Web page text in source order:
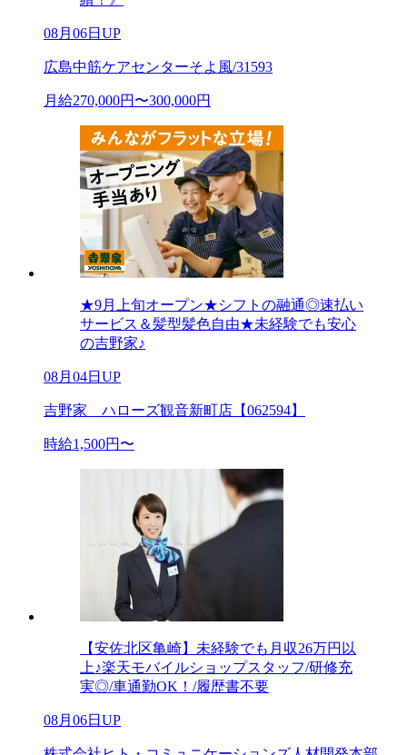
08月06日UP
広島中筋ケアセンターそよ風/31593
月給270,000円〜300,000円
★9月上旬オープン★シフトの融通◎速払い
サービス＆髪型髪色自由★未経験でも安心
の吉野家♪
08月04日UP
吉野家 ハローズ観音新町店【062594】
時給1,500円〜
【安佐北区亀崎】未経験でも月収26万円以
上♪楽天モバイルショップスタッフ/研修充
実◎/車通勤OK！/履歴書不要
08月06日UP